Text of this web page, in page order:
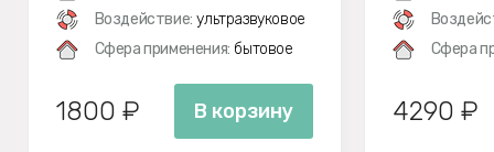
Воздействие: ультразвуковое
Сфера применения: бытовое
1800 ₽ В корзину
Сфера
4290 ₽